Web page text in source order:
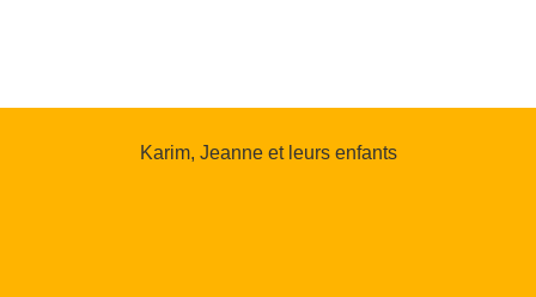
Karim, Jeanne et leurs enfants